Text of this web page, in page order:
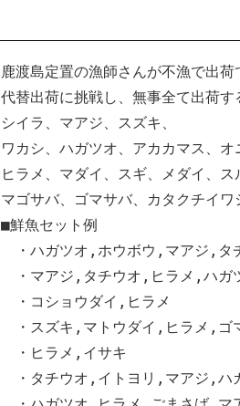
鹿渡島定置の漁師さんが不漁で出荷
代替出荷に挑戦し、無事全て出荷す
シイラ、マアジ、スズキ、
ワカシ、ハガツオ、アカカマス、オ
ヒラメ、マダイ、スギ、メダイ、
マゴサバ、ゴマサバ、カタクチイワ
■鮮魚セット例
・ハガツオ,ホウボウ,マアジ,タ
・マアジ,タチウオ,ヒラメ,ハガ
・コショウダイ,ヒラメ
・スズキ,マトウダイ,ヒラメ,ゴ
・ヒラメ,イサキ
・タチウオ,イトヨリ,マアジ,ハ